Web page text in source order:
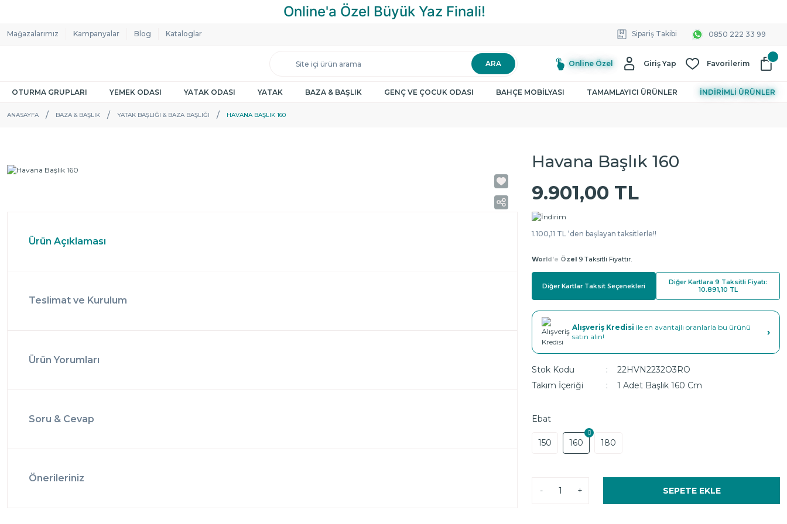
Mağazalarımız Kampanyalar Blog Kataloglar Sipariş Takibi 0850 222 33 99
ARA Online Özel Giriş Yap Favorilerim
OTURMA GRUPLARI YEMEK ODASI YATAK ODASI YATAK BAZA & BAŞLIK GENÇ VE ÇOCUK ODASI BAHÇE MOBİLYASI TAMAMLAYICI ÜRÜNLER İNDİRİMLİ ÜRÜNLER
ANASAYFA BAZA & BAŞLIK YATAK BAŞLIĞI & BAZA BAŞLIĞI HAVANA BAŞLIK 160
Ürün Açıklaması
Teslimat ve Kurulum
Ürün Yorumları
Soru & Cevap
Önerileriniz
Havana Başlık 160
9.901,00 TL
1.100,11 TL ‘den başlayan taksitlerle!!
World'e Özel 9 Taksitli Fiyattır.
Diğer Kartlar Taksit Seçenekleri
Diğer Kartlara 9 Taksitli Fiyatı:
10.891,10 TL
Alışveriş Kredisi ile en avantajlı oranlarla bu ürünü
satın alın!
›
Stok Kodu
22HVN2232O3RO
Takım İçeriği
1 Adet Başlık 160 Cm
Ebat
150 160 180
- + SEPETE EKLE